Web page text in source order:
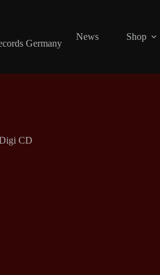
Germany
News Shop